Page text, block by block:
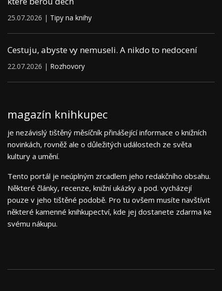
25.07.2026 | Tipy na knihy
Cestuju, abyste vy nemuseli. A nikdo to nedocení
22.07.2026 | Rozhovory
magazín knihkupec
je nezávislý tištěný měsíčník přinášející informace o knižních
novinkách, rovněž ale o důležitých událostech ze světa
kultury a umění.
Tento portál je neúplným zrcadlem jeho redakčního obsahu.
Některé články, recenze, knižní ukázky a pod. vycházejí
pouze v jeho tištěné podobě. Pro tu ovšem musíte navštívit
některé kamenné knihkupectví, kde jej dostanete zdarma ke
svému nákupu.